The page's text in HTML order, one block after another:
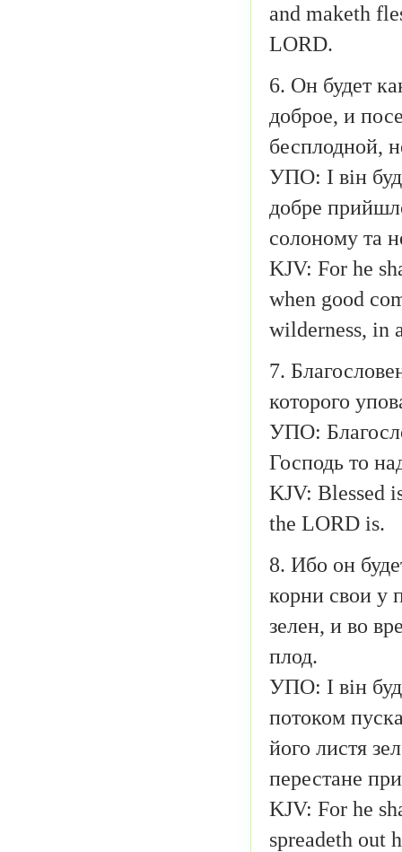
and maketh
LORD.
6. Он будет
доброе, и
бесплодной,
УПО: І він
добре
солоному та
KJV: For he
when good
wilderness, in
7.
которого
УПО:
Господь то
KJV: Blessed
the LORD is.
8. Ибо он
корни свои у
зелен, и во
плод.
УПО: І він
потоком
його листя
перестане
KJV: For he
spreadeth out